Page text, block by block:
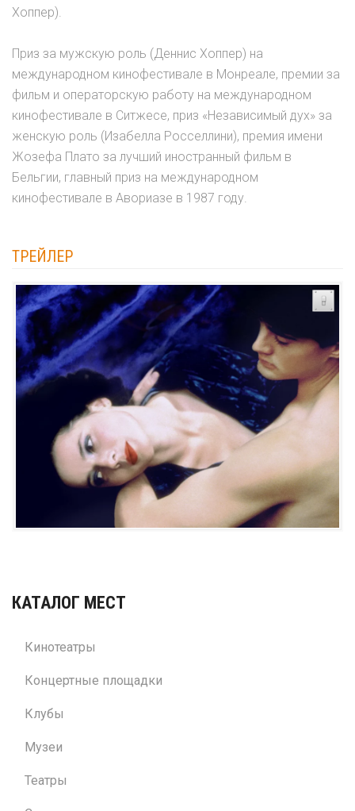
Хоппер).
Приз за мужскую роль (Деннис Хоппер) на
международном кинофестивале в Монреале, премии за
фильм и операторскую работу на международном
кинофестивале в Ситжесе, приз «Независимый дух» за
женскую роль (Изабелла Росселлини), премия имени
Жозефа Плато за лучший иностранный фильм в
Бельгии, главный приз на международном
кинофестивале в Авориазе в 1987 году.
ТРЕЙЛЕР
КАТАЛОГ МЕСТ
Кинотеатры
Концертные площадки
Клубы
Музеи
Театры